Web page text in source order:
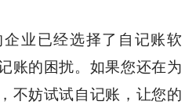
业已经选择了自记账软
账的困扰。如果您还在为
不妨试试自记账，让您的